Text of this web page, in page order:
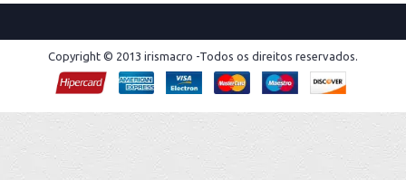
Copyright © 2013 irismacro -Todos os direitos reservados.